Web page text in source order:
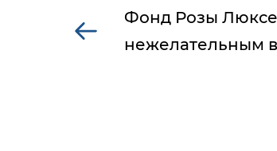
Фонд Розы
нежелательным